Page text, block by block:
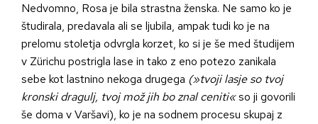
Nedvomno, Rosa je bila strastna ženska. Ne samo ko je
študirala, predavala ali se ljubila, ampak tudi ko je na
prelomu stoletja odvrgla korzet, ko si je še med študijem
v Zürichu postrigla lase in tako z eno potezo zanikala
sebe kot lastnino nekoga drugega (»tvoji lasje so tvoj
kronski dragulj, tvoj mož jih bo znal ceniti«so ji govorili
še doma v Varšavi), ko je na sodnem procesu skupaj z